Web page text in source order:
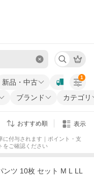
新品・中古
ブランド カテゴリ
1
おすすめ順 表示
に付与されます｜ポイント・支
をご確認ください
ンツ 10枚 セット M L LL